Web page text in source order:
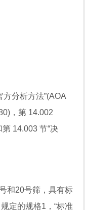
方分析方法”(AOA
，第 14.002
14.003 节“决
和20号筛，具有标
定的规格1，“标准